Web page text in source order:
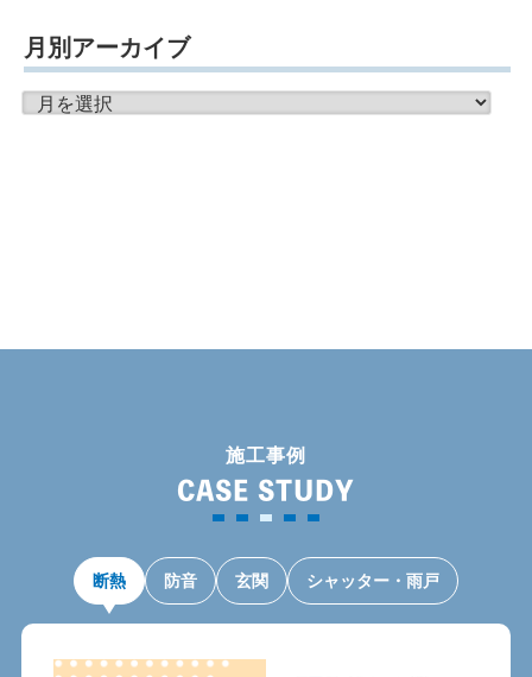
月別アーカイブ
月
別
施工事例
CASE STUDY
断熱 防音 玄関 シャッター・雨戸